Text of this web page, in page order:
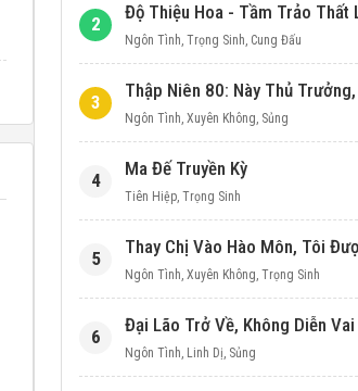
2
Ngôn Tình, Trọng Sinh, Cung Đấu
3
Ngôn Tình, Xuyên Không, Sủng
4
Ma Đế Truyền Kỳ
Tiên Hiệp, Trọng Sinh
5
Ngôn Tình, Xuyên Không, Trọng Sinh
6
Ngôn Tình, Linh Dị, Sủng